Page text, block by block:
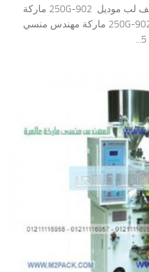
مواصفات مكائن تعبيه و تغليف لب موديل 902-250G ماركة
مهندس منسي اسم الموديل 902-250G ماركة مهندس منسي